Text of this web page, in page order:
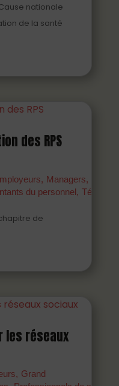
nationale
de la santé
des RPS
Managers
du personnel
de
les réseaux
Grand